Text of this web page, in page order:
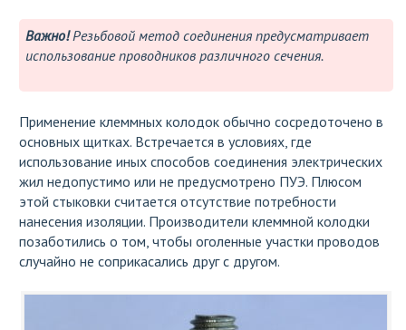
Важно!Резьбовой метод соединения предусматривает
использование проводников различного сечения.
Применение клеммных колодок обычно сосредоточено в
основных щитках. Встречается в условиях, где
использование иных способов соединения электрических
жил недопустимо или не предусмотрено ПУЭ. Плюсом
этой стыковки считается отсутствие потребности
нанесения изоляции. Производители клеммной колодки
позаботились о том, чтобы оголенные участки проводов
случайно не соприкасались друг с другом.